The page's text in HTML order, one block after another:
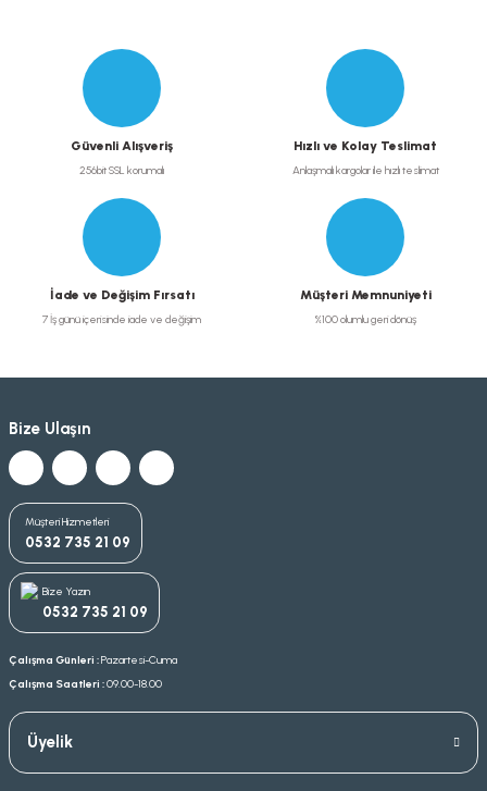
Güvenli Alışveriş
256bit SSL korumalı
Hızlı ve Kolay Teslimat
Anlaşmalı kargolar ile hızlı teslimat
İade ve Değişim Fırsatı
7 İş günü içerisinde iade ve değişim
Müşteri Memnuniyeti
%100 olumlu geri dönüş
Bize Ulaşın
Müşteri Hizmetleri
0532 735 21 09
Bize Yazın
0532 735 21 09
Çalışma Günleri :Pazartesi-Cuma
Çalışma Saatleri :09.00-18.00
Üyelik